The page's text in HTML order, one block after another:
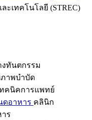
ะเทคโนโลยี (STREC)
งทันตกรรม
าพบำบัด
คนิคการแพทย์
ดอาหาร คลินิก
ร